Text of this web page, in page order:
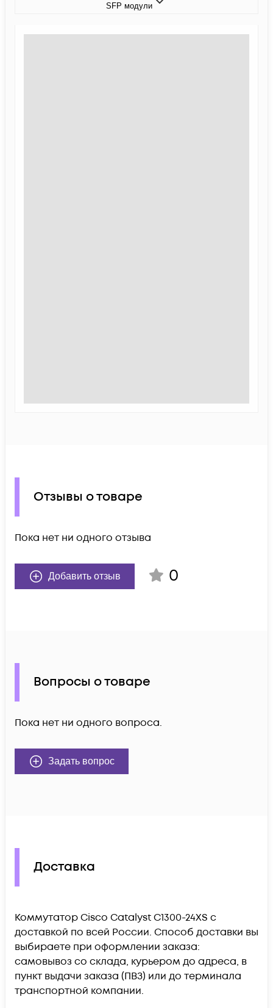
SFP модули
Отзывы о товаре
Пока нет ни одного отзыва
Добавить отзыв 0
Вопросы о товаре
Пока нет ни одного вопроса.
Задать вопрос
Доставка
Коммутатор Cisco Catalyst C1300-24XS c
доставкой по всей России. Способ доставки вы
выбираете при оформлении заказа:
самовывоз со склада, курьером до адреса, в
пункт выдачи заказа (ПВЗ) или до терминала
транспортной компании.